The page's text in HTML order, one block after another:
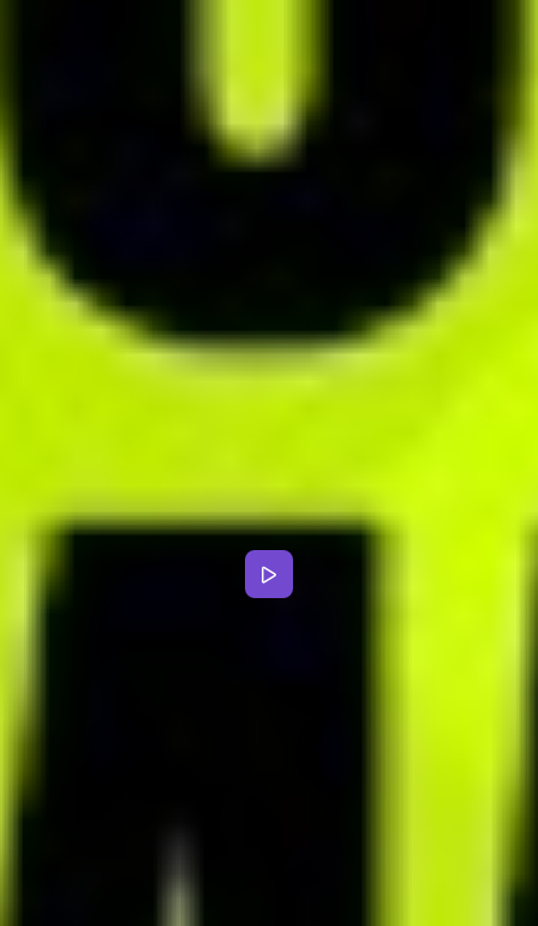
bo tworzenie ich w alloweat
to czysta przyjemność!
Paulina Pilarska
Dietetyczka kliniczna
Usprawnij komunikację
mobilną dla dietetyka, żeby utrzymać kontakt z klientami zawsze,
gdy tego potrzebują. Wymieniaj wiadomości tekstowe, nagrywaj
wiadomości głosowe i przesyłaj pliki.